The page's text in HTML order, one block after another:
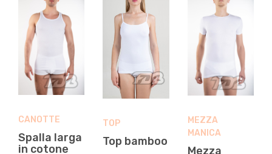
CANOTTE
Spalla larga
in cotone
TOP
Top bamboo
MEZZA
MANICA
Mezza